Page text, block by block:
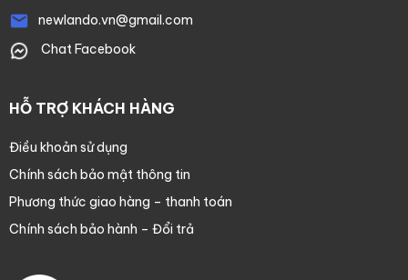
newlando.vn@gmail.com
Chat Facebook
HỖ TRỢ KHÁCH HÀNG
Điều khoản sử dụng
Chính sách bảo mật thông tin
Phương thức giao hàng – thanh toán
Chính sách bảo hành – Đổi trả